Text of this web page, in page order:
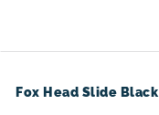
Fox Head Slide Black